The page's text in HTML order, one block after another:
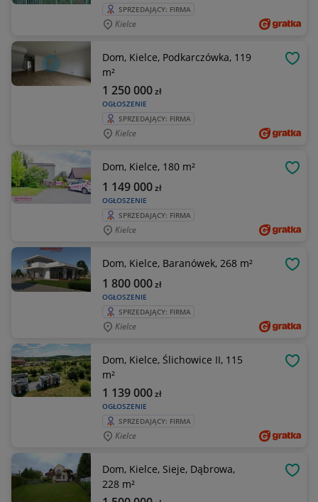
SPRZEDAJĄCY: FIRMA
Kielce
Dom, Kielce, Podkarczówka, 119
m²
OGŁOSZENIE
1 250 000zł
SPRZEDAJĄCY: FIRMA
Kielce
Dom, Kielce, 180 m²
OGŁOSZENIE
1 149 000zł
SPRZEDAJĄCY: FIRMA
Kielce
Dom, Kielce, Baranówek, 268 m²
OGŁOSZENIE
1 800 000zł
SPRZEDAJĄCY: FIRMA
Kielce
Dom, Kielce, Ślichowice II, 115
m²
OGŁOSZENIE
1 139 000zł
SPRZEDAJĄCY: FIRMA
Kielce
Dom, Kielce, Sieje, Dąbrowa,
228 m²